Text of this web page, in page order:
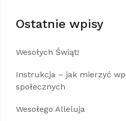
Ostatnie wpisy
Wesołych Świąt!
Instrukcja – jak mierzyć
społecznych
Wesołego Alleluja